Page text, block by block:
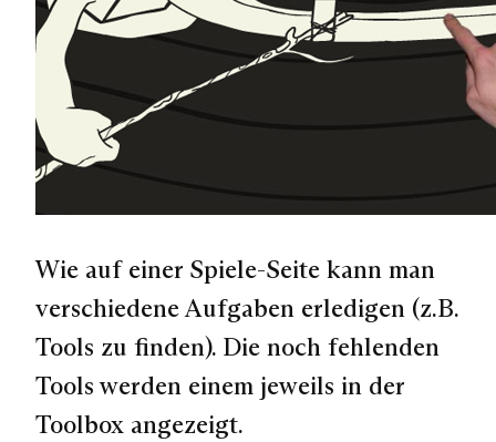
Wie auf einer Spiele-Seite kann man
verschiedene Aufgaben erledigen (z.B.
Tools zu finden). Die noch fehlenden
Tools werden einem jeweils in der
Toolbox angezeigt.